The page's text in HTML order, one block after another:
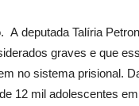
deputada Talíria
graves e que
no sistema prisional.
12 mil adolescentes